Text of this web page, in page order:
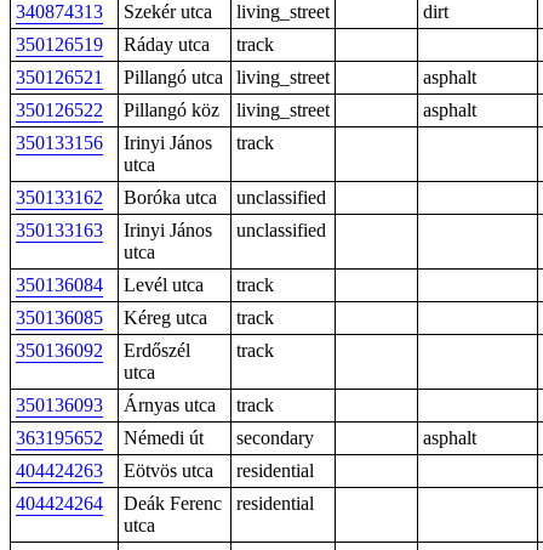
340874313
Szekér utca living_street
dirt
350126519
Ráday utca
track
350126521
Pillangó utca living_street
asphalt
350126522
Pillangó köz living_street
asphalt
350133156
Irinyi János
utca
track
350133162 Boróka utca
unclassified
350133163
Irinyi János
utca
unclassified
350136084 Levél utca
track
350136085
Kéreg utca
track
350136092
Erdőszél
utca
track
350136093 Árnyas utca
track
363195652
Némedi út secondary
asphalt
404424263
Eötvös utca
residential
404424264
Deák Ferenc
utca
residential